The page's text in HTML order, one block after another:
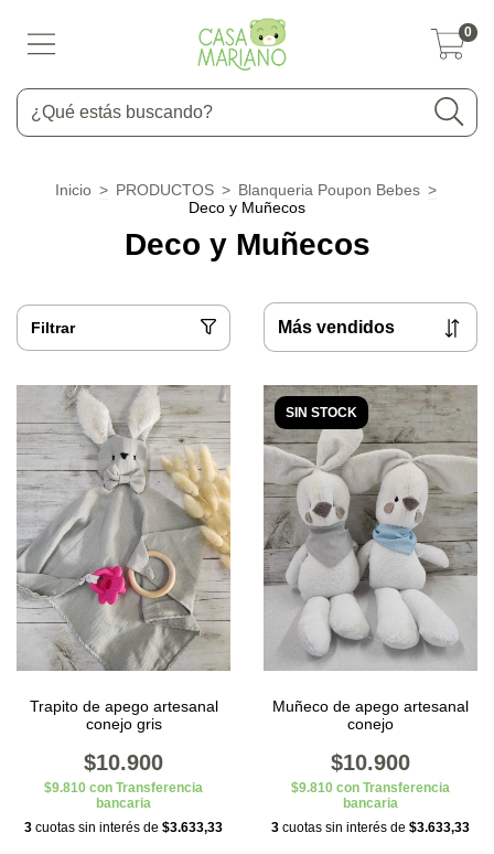
0
Inicio > PRODUCTOS > Blanqueria Poupon Bebes >
Deco y Muñecos
Deco y Muñecos
Filtrar
Trapito de apego artesanal
conejo gris
$10.900
$9.810 con Transferencia
bancaria
3 cuotas sin interés de $3.633,33
SIN STOCK
Muñeco de apego artesanal
conejo
$10.900
$9.810 con Transferencia
bancaria
3 cuotas sin interés de $3.633,33